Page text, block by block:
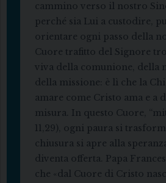
cammino verso il nostro
perché sia Lui a custodire,
orientare ogni passo della
Cuore trafitto del Signore
viva della comunione, della
della missione: è lì che la
amare come Cristo ama e a
misura. In questo Cuore,
11,29), ogni paura si
chiusura si apre alla
diventa offerta. Papa
che «dal Cuore di Cristo